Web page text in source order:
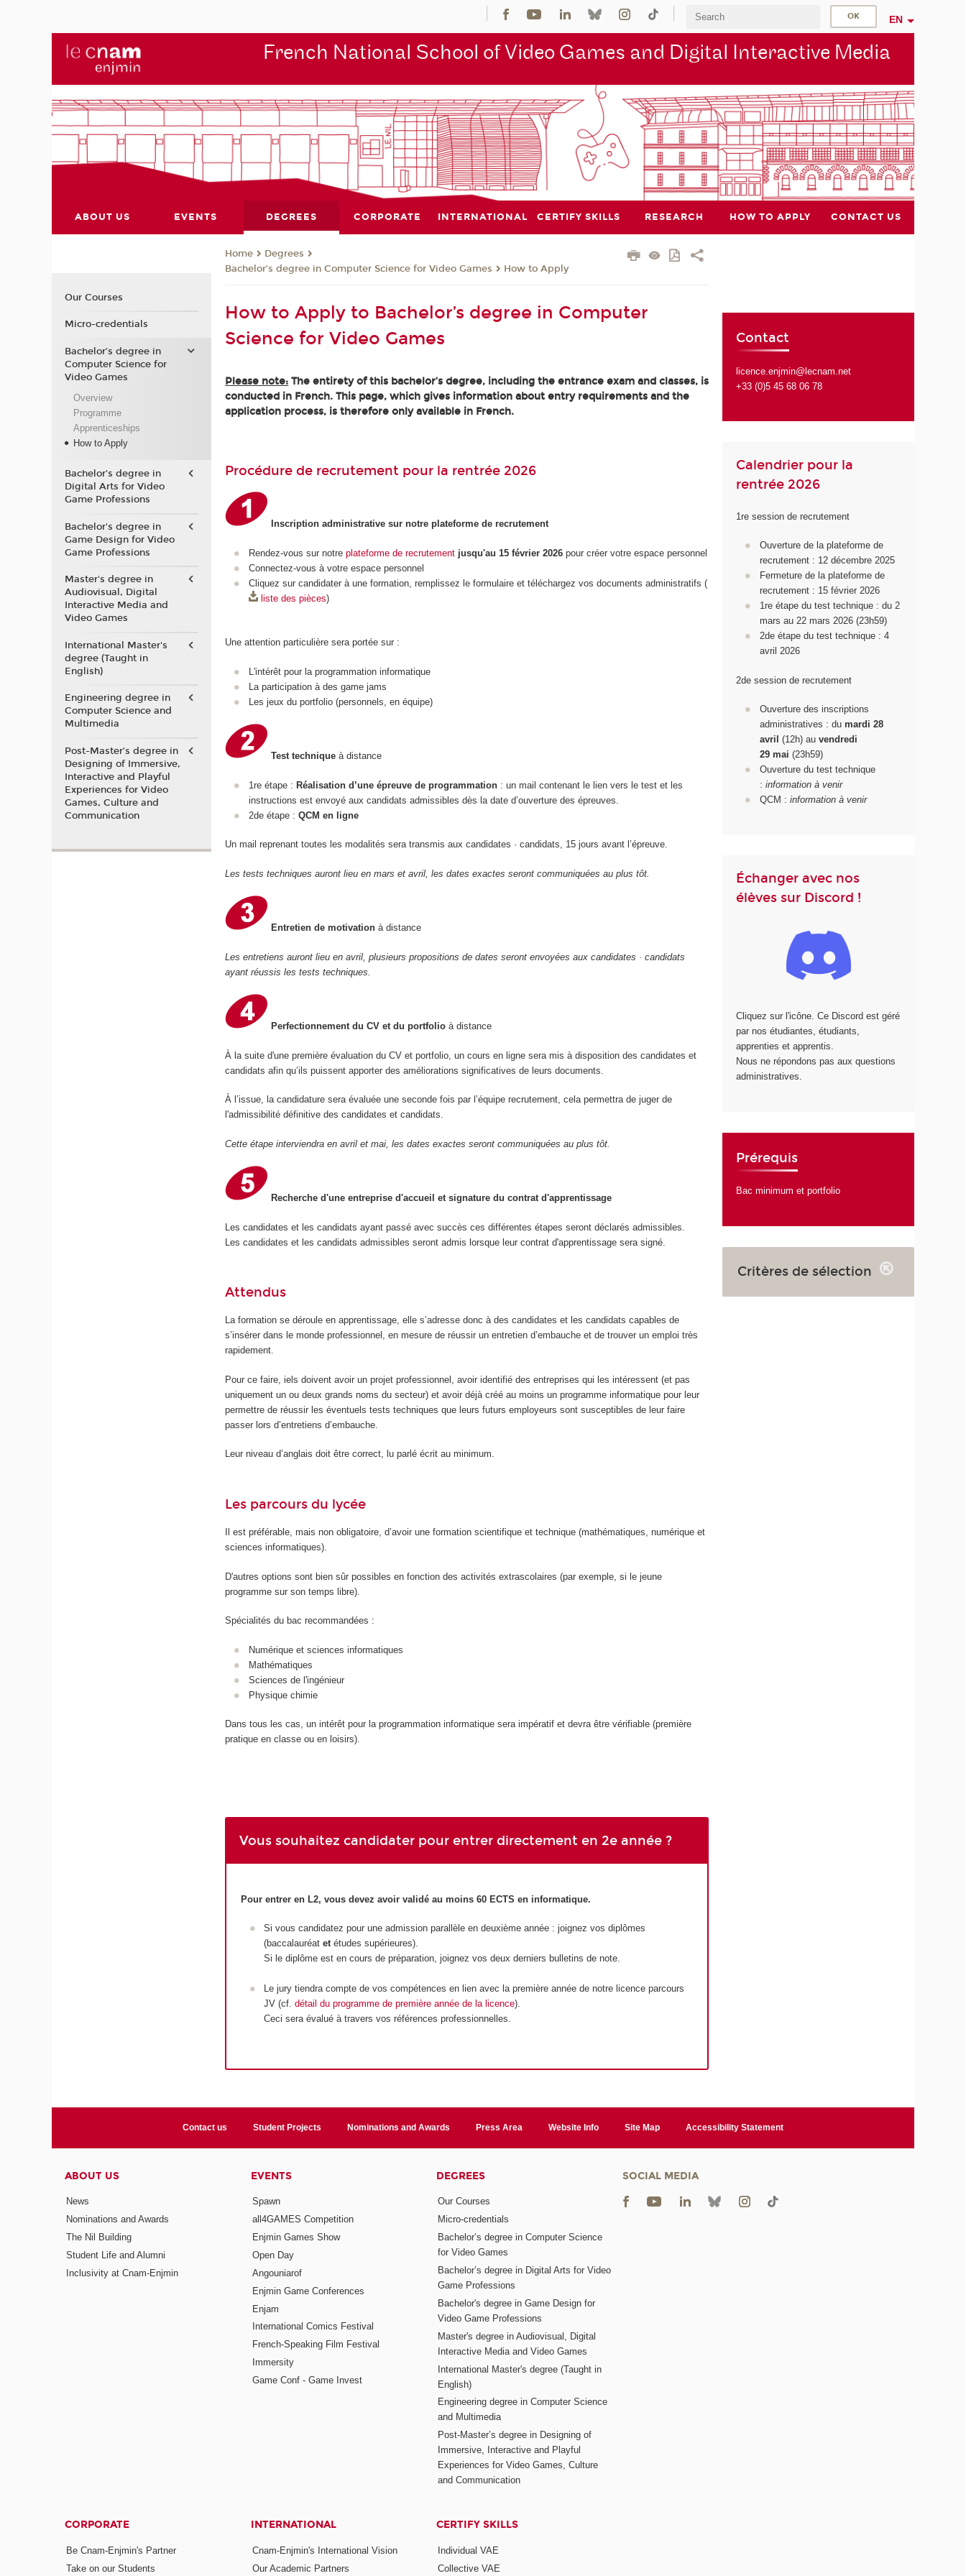
EN
French National School of Video Games and Digital Interactive Media
ABOUT US EVENTS DEGREES CORPORATE INTERNATIONAL CERTIFY SKILLS RESEARCH HOW TO APPLY CONTACT US
Home
Degrees
Bachelor’s degree in Computer Science for Video Games
How to Apply
How to Apply to Bachelor’s degree in Computer
Science for Video Games
Please note: The entirety of this bachelor’s degree, including the entrance exam and classes, is
conducted in French. This page, which gives information about entry requirements and the
application process, is therefore only available in French.
Procédure de recrutement pour la rentrée 2026
Inscription administrative sur notre plateforme de recrutement
Rendez-vous sur notre plateforme de recrutement jusqu'au 15 février 2026 pour créer votre espace personnel
Connectez-vous à votre espace personnel
Cliquez sur candidater à une formation, remplissez le formulaire et téléchargez vos documents administratifs (
liste des pièces)
Une attention particulière sera portée sur :
L'intérêt pour la programmation informatique
La participation à des game jams
Les jeux du portfolio (personnels, en équipe)
Test techniqueà distance
1re étape : Réalisation d’une épreuve de programmation : un mail contenant le lien vers le test et les
instructions est envoyé aux candidats admissibles dès la date d’ouverture des épreuves.
2de étape : QCM en ligne
Un mail reprenant toutes les modalités sera transmis aux candidates · candidats, 15 jours avant l’épreuve.
Les tests techniques auront lieu en mars et avril, les dates exactes seront communiquées au plus tôt.
Entretien de motivation à distance
Les entretiens auront lieu en avril, plusieurs propositions de dates seront envoyées aux candidates · candidats
ayant réussis les tests techniques.
Perfectionnement du CV et du portfolio à distance
À la suite d'une première évaluation du CV et portfolio, un cours en ligne sera mis à disposition des candidates et
candidats afin qu’ils puissent apporter des améliorations significatives de leurs documents.
À l’issue, la candidature sera évaluée une seconde fois par l’équipe recrutement, cela permettra de juger de
l'admissibilité définitive des candidates et candidats.
Cette étape interviendra en avril et mai, les dates exactes seront communiquées au plus tôt.
Recherche d'une entreprise d'accueil et signature du contrat d'apprentissage
Les candidates et les candidats ayant passé avec succès ces différentes étapes seront déclarés admissibles.
Les candidates et les candidats admissibles seront admis lorsque leur contrat d'apprentissage sera signé.
Attendus
La formation se déroule en apprentissage, elle s’adresse donc à des candidates et les candidats capables de
s’insérer dans le monde professionnel, en mesure de réussir un entretien d’embauche et de trouver un emploi très
rapidement.
Pour ce faire, iels doivent avoir un projet professionnel, avoir identifié des entreprises qui les intéressent (et pas
uniquement un ou deux grands noms du secteur) et avoir déjà créé au moins un programme informatique pour leur
permettre de réussir les éventuels tests techniques que leurs futurs employeurs sont susceptibles de leur faire
passer lors d’entretiens d’embauche.
Leur niveau d’anglais doit être correct, lu parlé écrit au minimum.
Les parcours du lycée
Il est préférable, mais non obligatoire, d’avoir une formation scientifique et technique (mathématiques, numérique et
sciences informatiques).
D'autres options sont bien sûr possibles en fonction des activités extrascolaires (par exemple, si le jeune
programme sur son temps libre).
Spécialités du bac recommandées :
Numérique et sciences informatiques
Mathématiques
Sciences de l'ingénieur
Physique chimie
Dans tous les cas, un intérêt pour la programmation informatique sera impératif et devra être vérifiable (première
pratique en classe ou en loisirs).
Vous souhaitez candidater pour entrer directement en 2e année ?
Pour entrer en L2, vous devez avoir validé au moins 60 ECTS en informatique.
Si vous candidatez pour une admission parallèle en deuxième année : joignez vos diplômes
(baccalauréatetétudes supérieures).
Si le diplôme est en cours de préparation, joignez vos deux derniers bulletins de note.
Le jury tiendra compte de vos compétences en lien avec la première année de notre licence parcours
JV (cf.détail du programme de première année de la licence).
Ceci sera évalué à travers vos références professionnelles.
Contact
licence.enjmin@lecnam.net
+33 (0)5 45 68 06 78
Calendrier pour la
rentrée 2026
1re session de recrutement
Ouverture de la plateforme de
recrutement : 12 décembre 2025
Fermeture de la plateforme de
recrutement : 15 février 2026
1reétape du test technique : du 2
mars au 22 mars 2026 (23h59)
2deétape du test technique : 4
avril 2026
2de session de recrutement
Ouverture des inscriptions
administratives : du mardi 28
avril (12h) au vendredi
29 mai (23h59)
Ouverture du test technique
: information à venir
QCM : information à venir
Échanger avec nos
élèves sur Discord !
Cliquez sur l'icône. Ce Discord est géré
par nos étudiantes, étudiants,
apprenties et apprentis.
Nous ne répondons pas aux questions
administratives.
Prérequis
Bac minimum et portfolio
Critères de sélection
Our Courses
Micro-credentials
Bachelor’s degree in
Computer Science for
Video Games
Overview
Programme
Apprenticeships
How to Apply
Bachelor’s degree in
Digital Arts for Video
Game Professions
Bachelor's degree in
Game Design for Video
Game Professions
Master's degree in
Audiovisual, Digital
Interactive Media and
Video Games
International Master's
degree (Taught in
English)
Engineering degree in
Computer Science and
Multimedia
Post-Master’s degree in
Designing of Immersive,
Interactive and Playful
Experiences for Video
Games, Culture and
Communication
Contact us Student Projects Nominations and Awards Press Area Website Info Site Map Accessibility Statement
ABOUT US
News
Nominations and Awards
The Nil Building
Student Life and Alumni
Inclusivity at Cnam-Enjmin
EVENTS
Spawn
all4GAMES Competition
Enjmin Games Show
Open Day
Angouniarof
Enjmin Game Conferences
Enjam
International Comics Festival
French-Speaking Film Festival
Immersity
Game Conf - Game Invest
DEGREES
Our Courses
Micro-credentials
Bachelor’s degree in Computer Science
for Video Games
Bachelor’s degree in Digital Arts for Video
Game Professions
Bachelor's degree in Game Design for
Video Game Professions
Master's degree in Audiovisual, Digital
Interactive Media and Video Games
International Master's degree (Taught in
English)
Engineering degree in Computer Science
and Multimedia
Post-Master’s degree in Designing of
Immersive, Interactive and Playful
Experiences for Video Games, Culture
and Communication
CORPORATE
Be Cnam-Enjmin's Partner
Take on our Students
INTERNATIONAL
Cnam-Enjmin's International Vision
Our Academic Partners
CERTIFY SKILLS
Individual VAE
Collective VAE
SOCIAL MEDIA